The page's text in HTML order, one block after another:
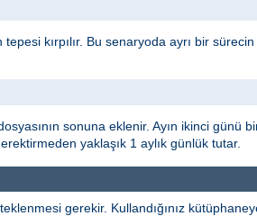
kırpılır. Bu senaryoda ayrı bir
sonuna eklenir. Ayın ikinci günü
yaklaşık 1 aylık günlük tutar.
gerekir. Kullandığınız